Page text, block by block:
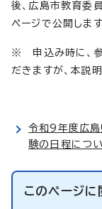
後、広島市教育委
ページで公開します
※ 申込み時に、参
だきますが、本説
令和9年度広島
験の日程につ
このページに